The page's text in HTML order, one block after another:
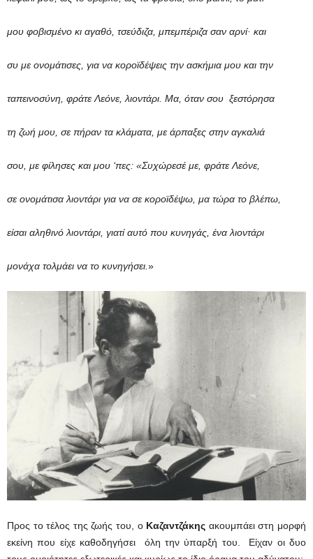
μου φοβισμένο κι αγαθό, τσεύδιζα, μπεμπέριζα σαν αρνί· και
συ με ονομάτισες, για να κοροϊδέψεις την ασκήμια μου και την
ταπεινοσύνη, φράτε Λεόνε, λιοντάρι. Μα, όταν σου ξεστόρησα
τη ζωή μου, σε πήραν τα κλάματα, με άρπαξες στην αγκαλιά
σου, με φίλησες και μου ‘πες: «Συχώρεσέ με, φράτε Λεόνε,
σε ονομάτισα λιοντάρι για να σε κοροϊδέψω, μα τώρα το βλέπω,
είσαι αληθινό λιοντάρι, γιατί αυτό που κυνηγάς, ένα λιοντάρι
μονάχα τολμάει να το κυνηγήσει. »
Προς το τέλος της ζωής του, ο Καζαντζάκης ακουμπάει στη μορφή
εκείνη που είχε καθοδηγήσει όλη την ύπαρξή του. Είχαν οι δυο